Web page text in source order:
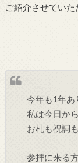
ご紹介させていた
今年も1年あ
私は今日か
お札も祝詞
参拝に来る